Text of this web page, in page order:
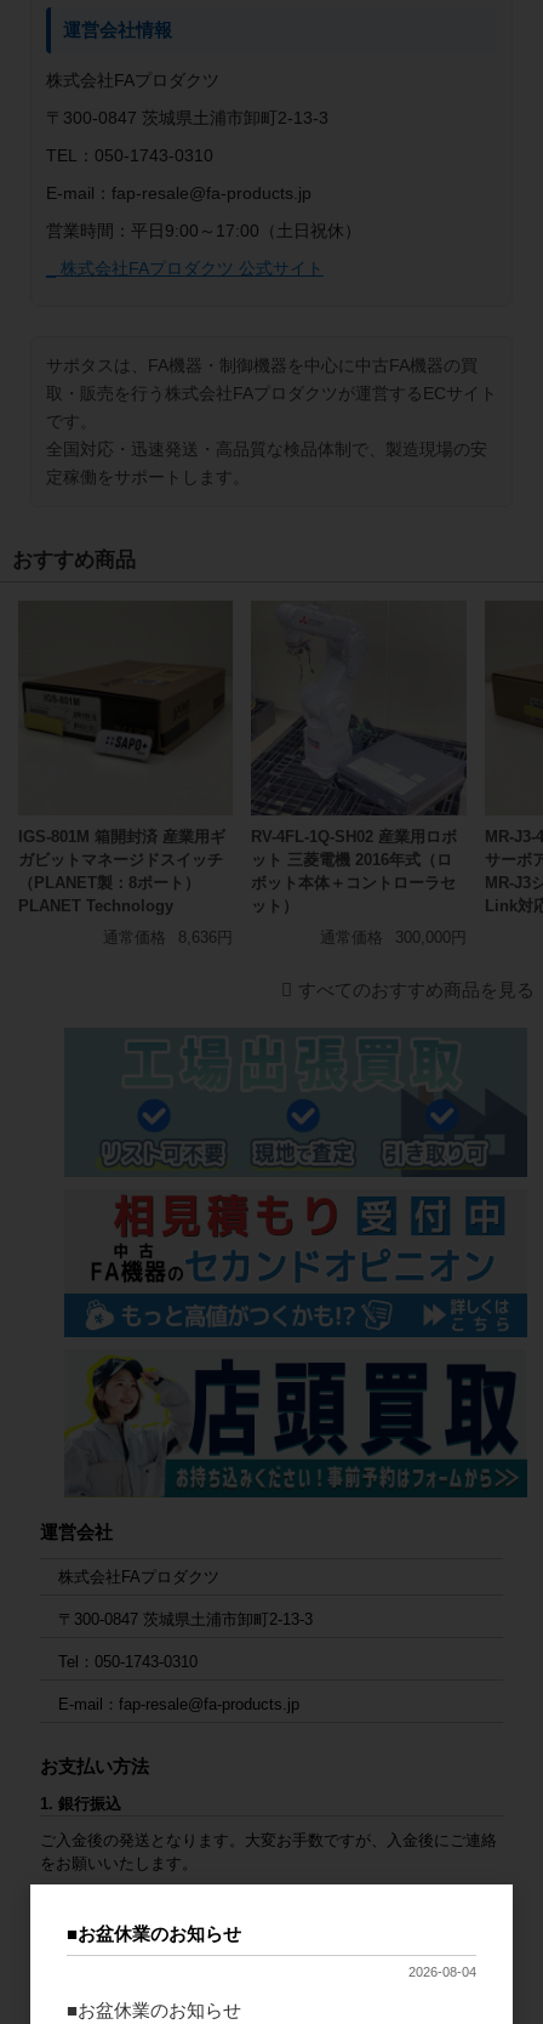
運営会社情報
株式会社FAプロダクツ
〒300-0847 茨城県土浦市卸町2-13-3
TEL：050-1743-0310
E-mail：fap-resale@fa-products.jp
営業時間：平日9:00～17:00（土日祝休）
_ 株式会社FAプロダクツ 公式サイト
サポタスは、FA機器・制御機器を中心に中古FA機器の買
取・販売を行う株式会社FAプロダクツが運営するECサイト
です。
全国対応・迅速発送・高品質な検品体制で、製造現場の安
定稼働をサポートします。
おすすめ商品
IGS-801M 箱開封済 産業用ギ
ガビットマネージドスイッチ
（PLANET製：8ポート）
PLANET Technology
通常価格
8,636円
RV-4FL-1Q-SH02 産業用ロボ
ット 三菱電機 2016年式（ロ
ボット本体＋コントローラセ
ット）
通常価格
300,000円
MR-J3-
サーボ
MR-J3
Link対
すべてのおすすめ商品を見る
運営会社
株式会社FAプロダクツ
〒300-0847 茨城県土浦市卸町2-13-3
Tel：050-1743-0310
E-mail：fap-resale@fa-products.jp
お支払い方法
1. 銀行振込
ご入金後の発送となります。大変お手数ですが、入金後にご連絡
をお願いいたします。
（振込先）
銀行支店名：GMOあおぞらネット銀行 法人第二営業部
口座名義（カナ）：カ）エフエープロダクツ
■お盆休業のお知らせ
2026-08-04
■お盆休業のお知らせ